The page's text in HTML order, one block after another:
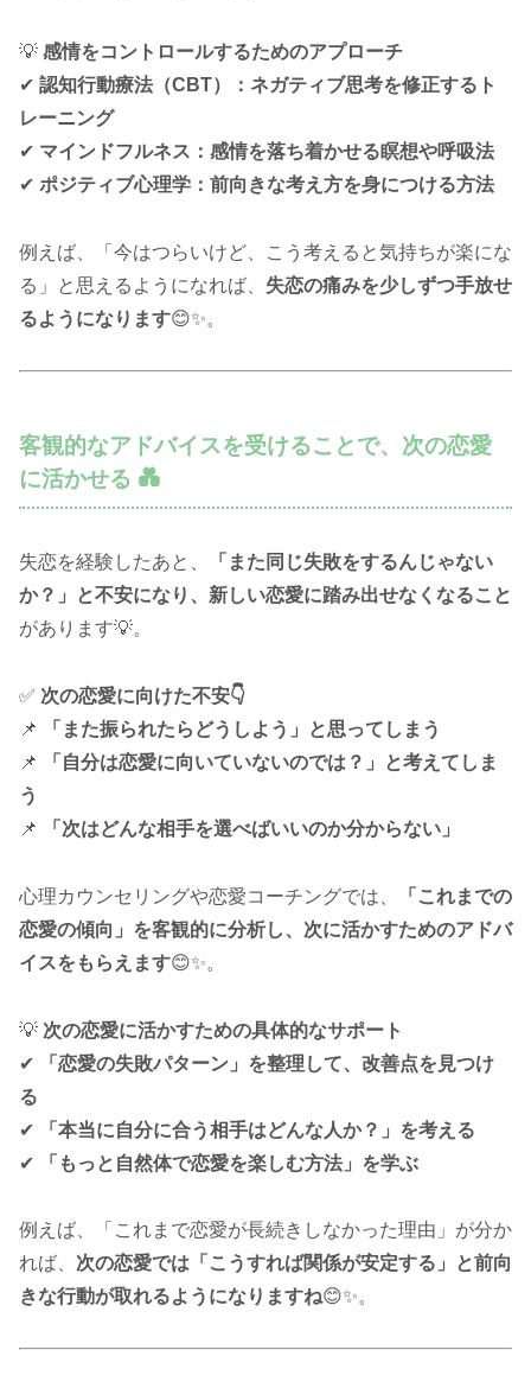
💡 感情をコントロールするためのアプローチ
✔ 認知行動療法（CBT）：ネガティブ思考を修正するト
レーニング
✔ マインドフルネス：感情を落ち着かせる瞑想や呼吸法
✔ ポジティブ心理学：前向きな考え方を身につける方法
例えば、「今はつらいけど、こう考えると気持ちが楽にな
る」と思えるようになれば、 失恋の痛みを少しずつ手放せ
るようになります😊✨。
客観的なアドバイスを受けることで、次の恋愛
に活かせる 💑
失恋を経験したあと、
「また同じ失敗をするんじゃない
か？」と不安になり、新しい恋愛に踏み出せなくなること
があります💡。
✅ 次の恋愛に向けた不安👇
📌
「また振られたらどうしよう」と思ってしまう
📌
「自分は恋愛に向いていないのでは？」と考えてしま
う
📌
「次はどんな相手を選べばいいのか分からない」
心理カウンセリングや恋愛コーチングでは、
「これまでの
恋愛の傾向」を客観的に分析し、次に活かすためのアドバ
イスをもらえます😊✨。
💡 次の恋愛に活かすための具体的なサポート
✔
「恋愛の失敗パターン」を整理して、改善点を見つけ
る
✔
「本当に自分に合う相手はどんな人か？」を考える
✔
「もっと自然体で恋愛を楽しむ方法」を学ぶ
例えば、「これまで恋愛が長続きしなかった理由」が分か
れば、 次の恋愛では「こうすれば関係が安定する」と前向
きな行動が取れるようになりますね😊✨。